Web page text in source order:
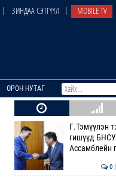
ЗИНДАА СЭТГҮҮЛ MOBILE TV
ОРОН НУТАГ
Г.Тэмүүлэн
гишүүд
Ассамблейн
0 |